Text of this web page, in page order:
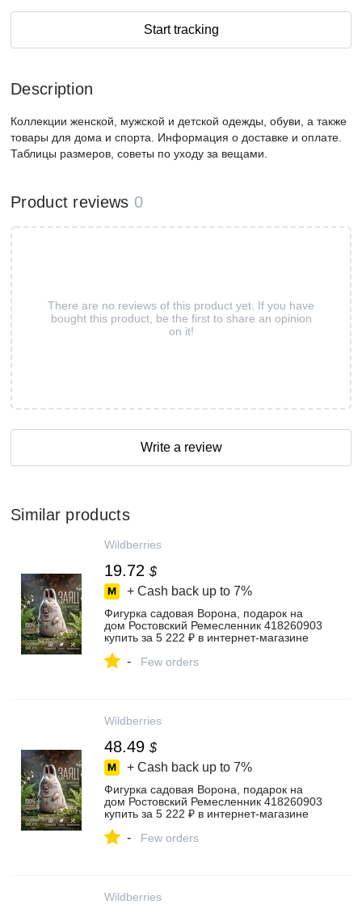
Start tracking
Description
Коллекции женской, мужской и детской одежды, обуви, а также
товары для дома и спорта. Информация о доставке и оплате.
Таблицы размеров, советы по уходу за вещами.
Product reviews 0
There are no reviews of this product yet. If you have
bought this product, be the first to share an opinion
on it!
Write a review
Similar products
Wildberries
19.72 $
+ Cash back up to 7%
Фигурка садовая Ворона, подарок на
дом Ростовский Ремесленник 418260903
купить за 5 222 ₽ в интернет‑магазине
- Few orders
Wildberries
48.49 $
+ Cash back up to 7%
Фигурка садовая Ворона, подарок на
дом Ростовский Ремесленник 418260903
купить за 5 222 ₽ в интернет‑магазине
- Few orders
Wildberries